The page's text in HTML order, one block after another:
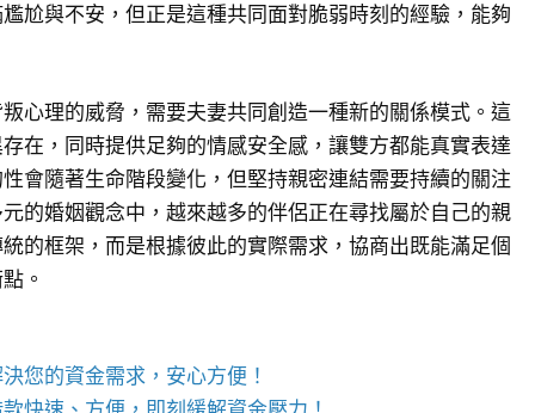
尬與不安，但正是這種共同面對脆弱時刻的經驗，能夠
心理的威脅，需要夫妻共同創造一種新的關係模式。這
在，同時提供足夠的情感安全感，讓雙方都能真實表達
會隨著生命階段變化，但堅持親密連結需要持續的關注
的婚姻觀念中，越來越多的伴侶正在尋找屬於自己的親
的框架，而是根據彼此的實際需求，協商出既能滿足個
。
您的資金需求，安心方便！